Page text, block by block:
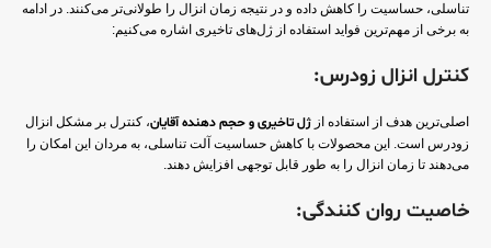
تناسلی، حساسیت را کاهش داده و در نتیجه زمان انزال را طولانی‌تر می‌کنند. در ادامه
به برخی از مهم‌ترین فواید استفاده از ژل‌های تاخیری اشاره می‌کنیم:
کنترل انزال زودرس:
اصلی‌ترین هدف از استفاده از ژل تاخیری و حجم دهنده آقایان، کنترل بر مشکل انزال
زودرس است. این محصولات با کاهش حساسیت آلت تناسلی، به مردان این امکان را
می‌دهند تا زمان انزال را به طور قابل توجهی افزایش دهند.
خاصیت روان کنندگی: